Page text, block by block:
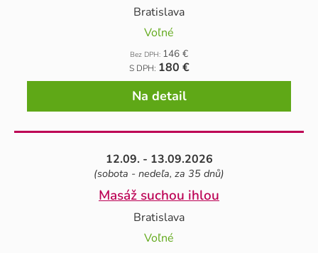
Bratislava
Voľné
Bez DPH: 146 €
S DPH: 180 €
Na detail
12.09. - 13.09.2026
(sobota - nedeľa, za 35 dnů)
Masáž suchou ihlou
Bratislava
Voľné